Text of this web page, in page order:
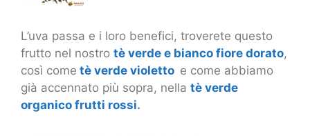
L’uva passa e i loro benefici, troverete questo
frutto nel nostro tè verde e bianco fiore dorato,
così come tè verde violetto e come abbiamo
già accennato più sopra, nella tè verde
organico frutti rossi.